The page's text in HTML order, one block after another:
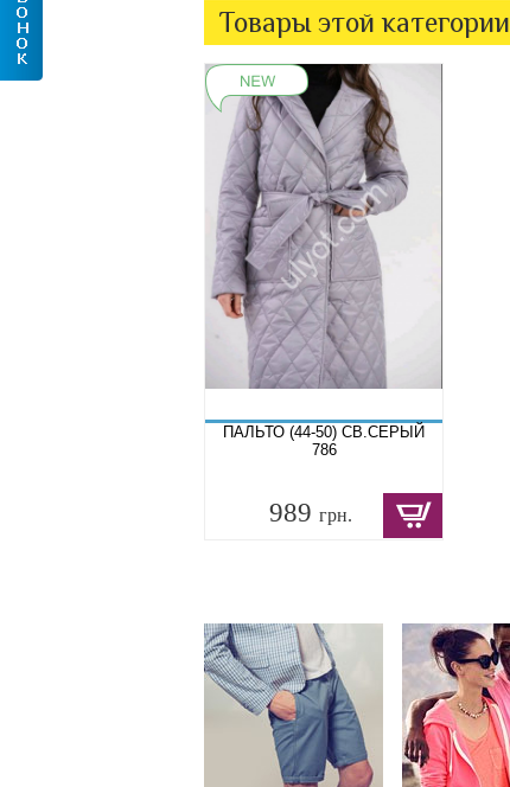
Товары этой категории
ПАЛЬТО (44-50) СВ.СЕРЫЙ
786
989 грн.